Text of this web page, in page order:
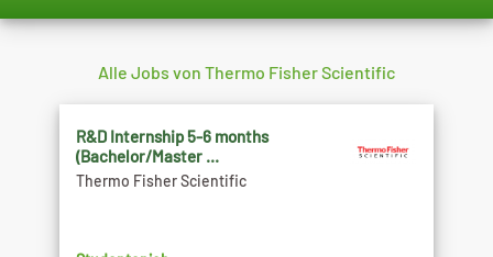
Alle Jobs von Thermo Fisher Scientific
R&D Internship 5-6 months
(Bachelor/Master ...
Thermo Fisher Scientific